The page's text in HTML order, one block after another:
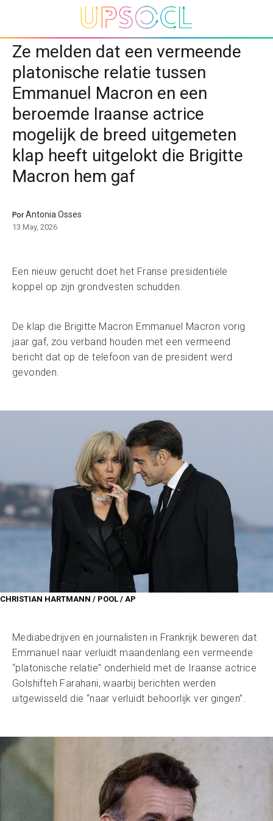
Ze melden dat een vermeende
platonische relatie tussen
Emmanuel Macron en een
beroemde Iraanse actrice
mogelijk de breed uitgemeten
klap heeft uitgelokt die Brigitte
Macron hem gaf
PorAntonia Osses
13 May, 2026
Een nieuw gerucht doet het Franse presidentiële
koppel op zijn grondvesten schudden.
De klap die Brigitte Macron Emmanuel Macron vorig
jaar gaf, zou verband houden met een vermeend
bericht dat op de telefoon van de president werd
gevonden.
CHRISTIAN HARTMANN / POOL / AP
Mediabedrijven en journalisten in Frankrijk beweren dat
Emmanuel naar verluidt maandenlang een vermeende
“platonische relatie” onderhield met de Iraanse actrice
Golshifteh Farahani, waarbij berichten werden
uitgewisseld die “naar verluidt behoorlijk ver gingen”.